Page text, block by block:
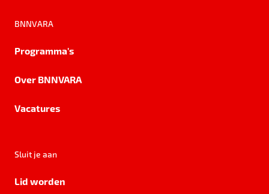
BNNVARA
Programma's
Over BNNVARA
Vacatures
Sluit je aan
Lid worden